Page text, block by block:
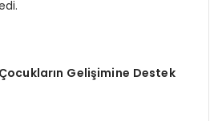
Gelişimine Destek